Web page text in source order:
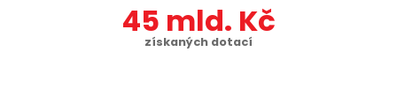
45
získaných dotací